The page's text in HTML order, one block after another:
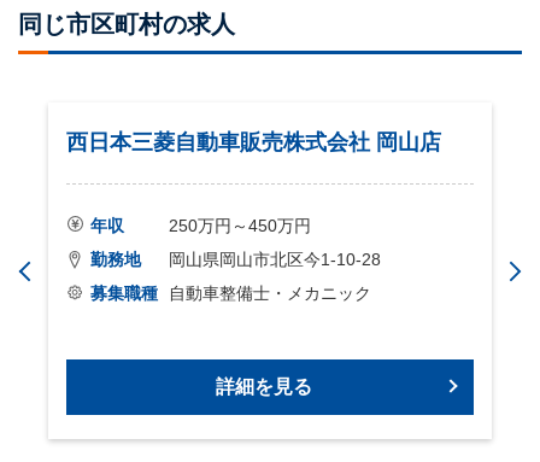
同じ市区町村の求人
西日本三菱自動車販売株式会社 岡山店
年収
250万円～450万円
勤務地
岡山県岡山市北区今1-10-28
募集職種
自動車整備士・メカニック
詳細を見る